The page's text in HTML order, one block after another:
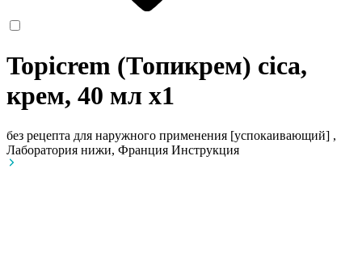
Topicrem (Топикрем) cica,
крем, 40 мл x1
без рецепта для наружного применения [успокаивающий] ,
Лаборатория нижи, Франция Инструкция